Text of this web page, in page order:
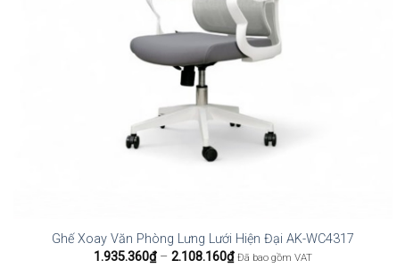
Ghế Xoay Văn Phòng Lưng Lưới Hiện Đại AK-WC4317
1.935.360₫ – 2.108.160₫Khoảng
giá:
Đã bao gồm VAT